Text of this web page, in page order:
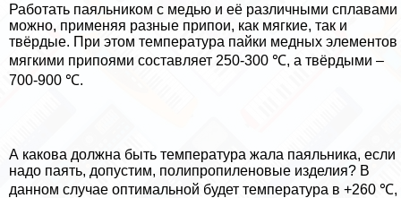
Работать паяльником с медью и её различными сплавами
можно, применяя разные припои, как мягкие, так и
твёрдые. При этом температура пайки медных элементов
мягкими припоями составляет 250-300 ℃, а твёрдыми –
700-900 ℃.
А какова должна быть температура жала паяльника, если
надо паять, допустим, полипропиленовые изделия? В
данном случае оптимальной будет температура в +260 ℃,